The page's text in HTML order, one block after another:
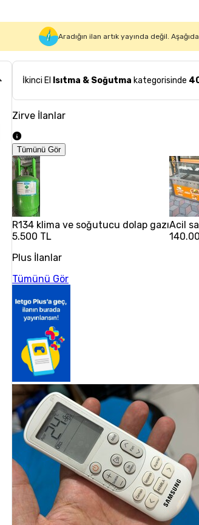
Aradığın ilan artık yayında değil.
İkinci El Isıtma & Soğutma kategorisinde
Zirve İlanlar
Tümünü Gör
R134 klima ve soğutucu dolap gazı
5.500 TL
Acil
Plus İlanlar
Tümünü Gör